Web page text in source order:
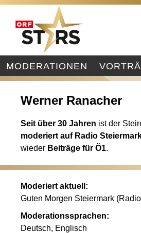
MODERATIONEN
Werner Ranacher
Seit über 30 Jahren ist der
moderiert auf Radio
wieder Beiträge für Ö1.
Moderiert aktuell:
Guten Morgen Steiermark
Moderationssprachen:
Deutsch, Englisch